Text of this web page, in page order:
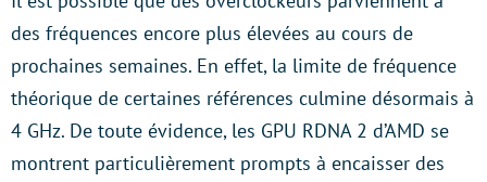
des fréquences encore plus élevées au cours de
prochaines semaines. En effet, la limite de fréquence
théorique de certaines références culmine désormais à
4 GHz. De toute évidence, les GPU RDNA 2 d’AMD se
montrent particulièrement prompts à encaisser des